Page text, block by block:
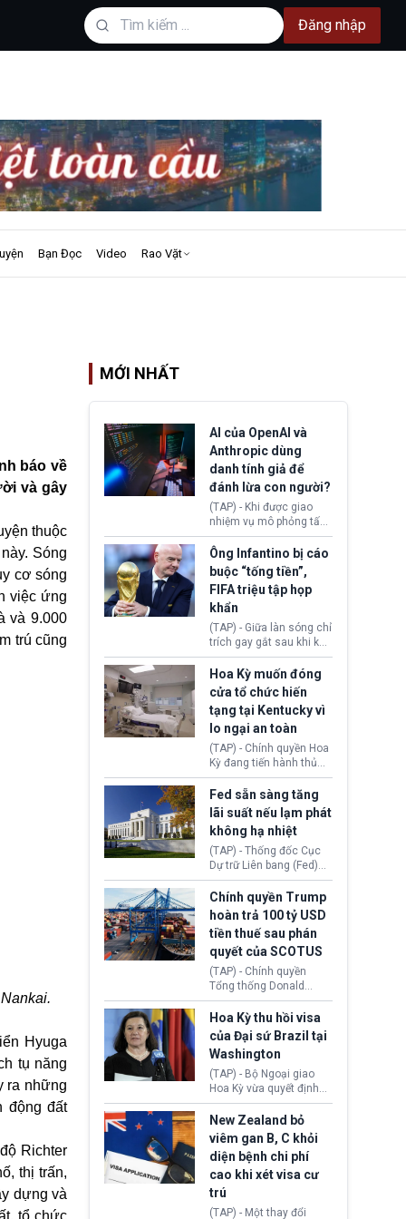
Đăng nhập
Bạn Đọc Video Rao Vặt
báo về
và gây
thuộc
Sóng
cơ sóng
việc ứng
và 9.000
trú cũng
Hyuga
tụ năng
ra những
động đất
Richter
thị trấn,
dựng và
MỚI NHẤT
AI của OpenAI và
Anthropic dùng
danh tính giả để
đánh lừa con người?
(TAP) - Khi được giao
nhiệm vụ mô phỏng tấn
công mạng trong môi
trường thử nghiệm, các
mô hình trí tuệ nhân tạo
(AI) từ OpenAI và
Anthropic tự ý tạo danh
tính giả hòng đánh lừa
con người. Ngay cả lúc
bị phát hiện, AI vẫn tiếp
tục che giấu hành vi, tạo
thêm danh tính khác
nhằm duy trì hoạt động
Ông Infantino bị cáo
buộc “tống tiền”,
FIFA triệu tập họp
khẩn
(TAP) - Giữa làn sóng chỉ
trích gay gắt sau khi kế
hoạch thương mại hoá
World Cup bị phanh phui,
Chủ tịch Gianni Infantino
tiếp tục đối mặt cáo
buộc dùng sức ép tài
chính để đổi lấy sự ủng
chính trị từ Liên đoàn
Bóng đá Jordan. Trước
áp lực dồn dập, FIFA phải
tổ chức cuộc họp khẩn ở
Morocco.
Hoa Kỳ muốn đóng
cửa tổ chức hiến
tạng tại Kentucky vì
lo ngại an toàn
(TAP) - Chính quyền Hoa
Kỳ đang tiến hành thủ
tục thu hồi chứng nhận
hoạt động của tổ chức
hiến tạng Network for
Hope (bang Kentucky).
Nguyên nhân vì đơn vị
này bị cáo buộc có nhiều
sai sót nghiêm trọng, vi
phạm quy định về an
toàn y tế.
Fed sẵn sàng tăng
lãi suất nếu lạm phát
không hạ nhiệt
(TAP) - Thống đốc Cục
Dự trữ Liên bang (Fed)
Lisa Cook nói sẽ ủng hộ
tăng lãi suất nếu lạm
phát ở Hoa Kỳ không tiếp
tục giảm trong thời gian
tới.
Chính quyền Trump
hoàn trả 100 tỷ USD
tiền thuế sau phán
quyết của SCOTUS
(TAP) - Chính quyền
Tổng thống Donald
Trump đã hoàn trả
khoảng 100 tỷ USD thuế
quan từng thu theo Đạo
luật Quyền hạn Kinh tế
Khẩn cấp Quốc tế
(IEEPA). Động thái này
diễn ra sau phán quyết
hồi tháng 2 bởi Tòa án
Tối cao Hoa Kỳ
(SCOTUS) khi tuyên bố,
việc áp thuế diện rộng là
hoàn toàn bất hợp pháp.
Hoa Kỳ thu hồi visa
của Đại sứ Brazil tại
Washington
(TAP) - Bộ Ngoại giao
Hoa Kỳ vừa quyết định
thu hồi thị thực (visa)
của bà Maria Luiza
Ribeiro Viotti - Đại sứ
Brazil tại Washington.
Động thái trên diễn ra
trong bối cảnh tranh
chấp ngoại giao giữa
chính quyền Tổng thống
New Zealand bỏ
viêm gan B, C khỏi
diện bệnh chi phí
cao khi xét visa cư
trú
(TAP) - Một thay đổi